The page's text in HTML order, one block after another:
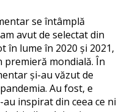
se întâmplă
avut de selectat din
în lume în 2020 şi 2021,
premieră mondială. În
şi-au văzut de
Au fost, e
inspirat din ceea ce ni